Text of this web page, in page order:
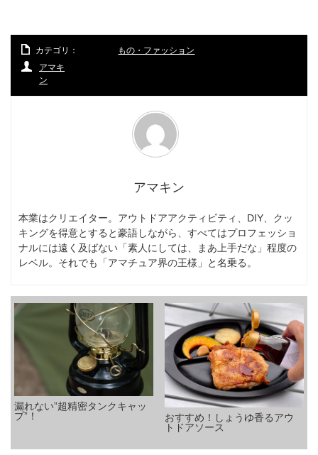
カテゴリ：
もの・ファッション
アマキ
ン
アマキン
本業はクリエイター。アウトドアアクティビティ、DIY、クッ
キングを得意とすると豪語しながら、すべてはプロフェッショ
ナルには遠く及ばない「素人にしては、まあ上手だな」程度の
レベル。それでも「アマチュア界の王様」と名乗る。
漏れない”超精密タンクキャッ
プ”！
おすすめ！しょうゆ香るアウ
トドアソース